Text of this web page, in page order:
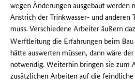
wegen Änderungen ausgebaut werden
Anstrich der Trinkwasser- und anderen
muss. Verschiedene Arbeiter äußern
Werftleitung die Erfahrungen beim Bau
hätte auswerten müssen, dann wäre
notwendig. Weiterhin bringen sie zum
zusätzlichen Arbeiten auf die